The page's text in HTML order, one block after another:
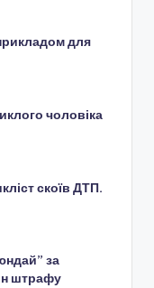
для
чоловіка
скоїв ДТП.
за
штрафу